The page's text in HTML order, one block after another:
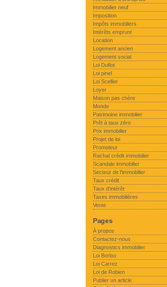
Immobilier neuf
Imposition
Impôts immobiliers
Intérêts emprunt
Location
Logement ancien
Logement social
Loi Duflot
Loi pinel
Loi Scellier
Loyer
Maison pas chère
Monde
Patrimoine immobilier
Prêt à taux zéro
Prix immobilier
Projet de loi
Promoteur
Rachat crédit immobilier
Scandale immobilier
Secteur de l'immobilier
Taux crédit
Taux d'intérêt
Taxes immobilières
Vente
Pages
À propos
Contactez-nous
Diagnostics immobilier
Loi Borloo
Loi Carrez
Loi de Robien
Publier un article